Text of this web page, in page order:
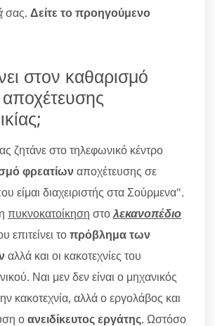
σας. Δείτε το προηγούμενο
στον καθαρισμό
ζητάνε στο τηλεφωνικό κέντρο
φρεατίωναποχέτευσης σε
είμαι διαχειριστής στα Σούρμενα".
πυκνοκατοίκηση στολεκανοπέδιο
επιτείνει τοπρόβλημα των
αλλά και οι κακοτεχνίες του
Ναι μεν δεν είναι ο μηχανικός
κακοτεχνία, αλλά ο εργολάβος και
οανειδίκευτος εργάτης. Ωστόσο